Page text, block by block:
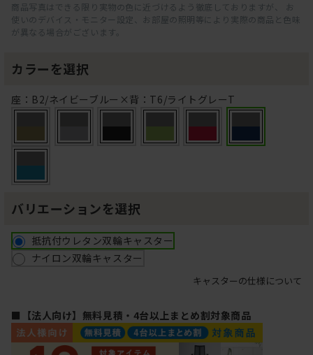
商品写真はできる限り実物の色に近づけるよう徹底しておりますが、 お
使いのデバイス・モニター設定、お部屋の照明等により実際の商品と色味
が異なる場合がございます。
カラーを選択
座：B2/ネイビーブルー×背：T6/ライトグレーT
バリエーションを選択
抵抗付ウレタン双輪キャスター
ナイロン双輪キャスター
キャスターの仕様について
■【法人向け】無料見積・4台以上まとめ割対象商品